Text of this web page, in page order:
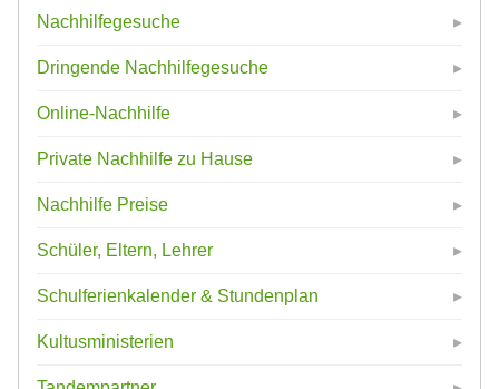
Nachhilfegesuche
Dringende Nachhilfegesuche
Online-Nachhilfe
Private Nachhilfe zu Hause
Nachhilfe Preise
Schüler, Eltern, Lehrer
Schulferienkalender & Stundenplan
Kultusministerien